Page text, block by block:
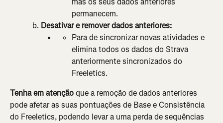
permanecem.
Desativar e remover dados anteriores:
Para de sincronizar novas atividades e
elimina todos os dados do Strava
anteriormente sincronizados do
Freeletics.
Tenha em atenção que a remoção de dados anteriores
pode afetar as suas pontuações de Base e Consistência
do Freeletics, podendo levar a uma perda de sequências